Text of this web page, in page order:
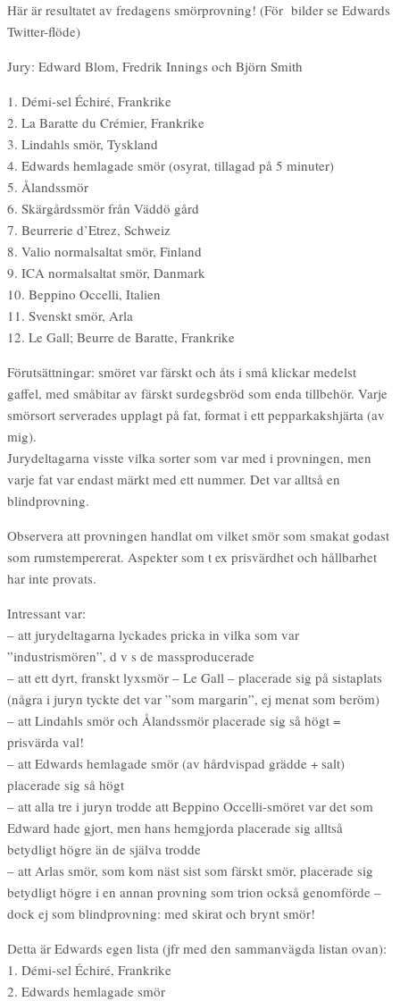
Här är resultatet av fredagens smörprovning! (För bilder se Edwards
Twitter-flöde)
Jury: Edward Blom, Fredrik Innings och Björn Smith
1. Démi-sel Échiré, Frankrike
2. La Baratte du Crémier, Frankrike
3. Lindahls smör, Tyskland
4. Edwards hemlagade smör (osyrat, tillagad på 5 minuter)
5. Ålandssmör
6. Skärgårdssmör från Väddö gård
7. Beurrerie d’Etrez, Schweiz
8. Valio normalsaltat smör, Finland
9. ICA normalsaltat smör, Danmark
10. Beppino Occelli, Italien
11. Svenskt smör, Arla
12. Le Gall; Beurre de Baratte, Frankrike
Förutsättningar: smöret var färskt och åts i små klickar medelst
gaffel, med småbitar av färskt surdegsbröd som enda tillbehör. Varje
smörsort serverades upplagt på fat, format i ett pepparkakshjärta (av
mig).
Jurydeltagarna visste vilka sorter som var med i provningen, men
varje fat var endast märkt med ett nummer. Det var alltså en
blindprovning.
Observera att provningen handlat om vilket smör som smakat godast
som rumstempererat. Aspekter som t ex prisvärdhet och hållbarhet
har inte provats.
Intressant var:
– att jurydeltagarna lyckades pricka in vilka som var
”industrismören”, d v s de massproducerade
– att ett dyrt, franskt lyxsmör – Le Gall – placerade sig på sistaplats
(några i juryn tyckte det var ”som margarin”, ej menat som beröm)
– att Lindahls smör och Ålandssmör placerade sig så högt =
prisvärda val!
– att Edwards hemlagade smör (av hårdvispad grädde + salt)
placerade sig så högt
– att alla tre i juryn trodde att Beppino Occelli-smöret var det som
Edward hade gjort, men hans hemgjorda placerade sig alltså
betydligt högre än de själva trodde
– att Arlas smör, som kom näst sist som färskt smör, placerade sig
betydligt högre i en annan provning som trion också genomförde –
dock ej som blindprovning: med skirat och brynt smör!
Detta är Edwards egen lista (jfr med den sammanvägda listan ovan):
1. Démi-sel Échiré, Frankrike
2. Edwards hemlagade smör